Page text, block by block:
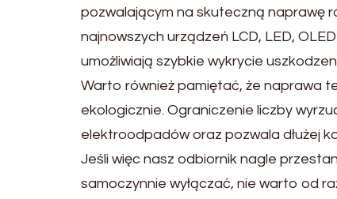
pozwalającym na skuteczną naprawę
najnowszych urządzeń LCD, LED,
umożliwiają szybkie wykrycie
Warto również pamiętać, że naprawa
ekologicznie. Ograniczenie liczby
elektroodpadów oraz pozwala dłużej
Jeśli więc nasz odbiornik nagle
samoczynnie wyłączać, nie warto od